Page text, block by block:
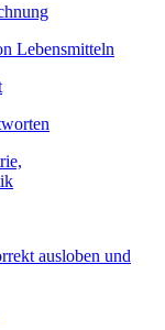
Lebensmitteln
ausloben und